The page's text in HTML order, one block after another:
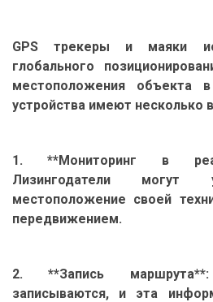
GPS трекеры и маяки
глобального
местоположения объекта
устройства имеют несколько
1. **Мониторинг в
Лизингодатели могут
местоположение своей
передвижением.
2. **Запись
записываются, и эта